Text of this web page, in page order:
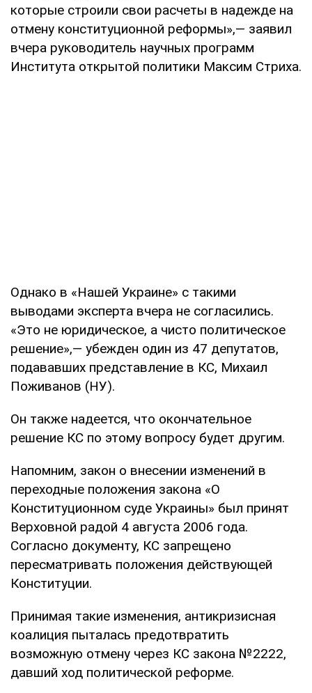
которые строили свои расчеты в надежде на
отмену конституционной реформы»,— заявил
вчера руководитель научных программ
Института открытой политики Максим Стриха.
Однако в «Нашей Украине» с такими
выводами эксперта вчера не согласились.
«Это не юридическое, а чисто политическое
решение»,— убежден один из 47 депутатов,
подававших представление в КС, Михаил
Поживанов (НУ).
Он также надеется, что окончательное
решение КС по этому вопросу будет другим.
Напомним, закон о внесении изменений в
переходные положения закона «О
Конституционном суде Украины» был принят
Верховной радой 4 августа 2006 года.
Согласно документу, КС запрещено
пересматривать положения действующей
Конституции.
Принимая такие изменения, антикризисная
коалиция пыталась предотвратить
возможную отмену через КС закона №2222,
давший ход политической реформе.